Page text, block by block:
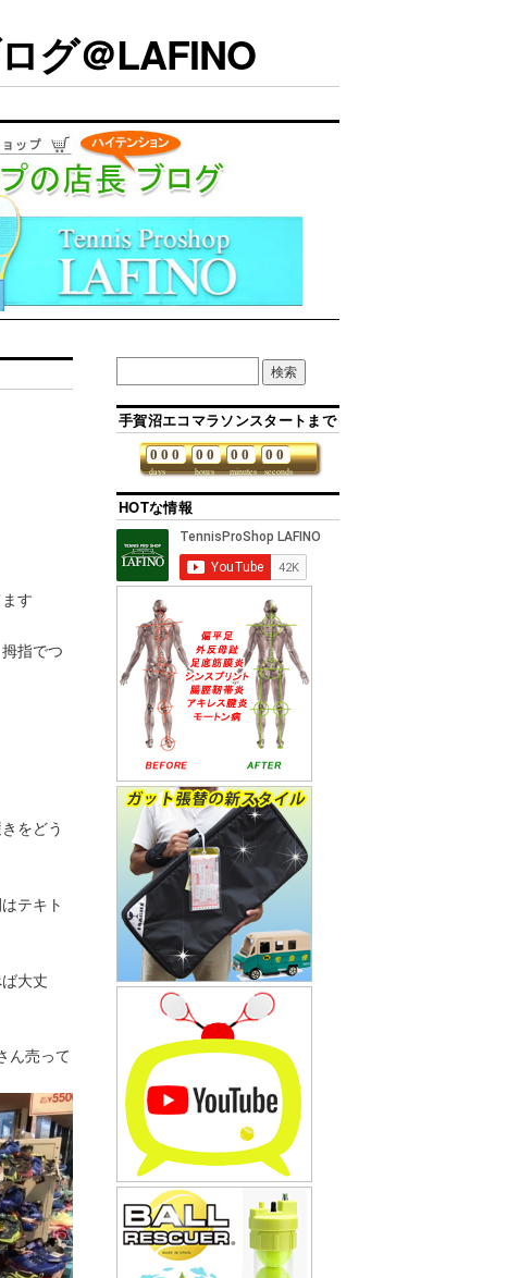
グ＠LAFINO
す
指でつ
をどう
テキト
大丈
ん売って
手賀沼エコマラソンスタートまで
days
0 0 0
hours
0 0
minutes
0 0
seconds
0 0
HOTな情報